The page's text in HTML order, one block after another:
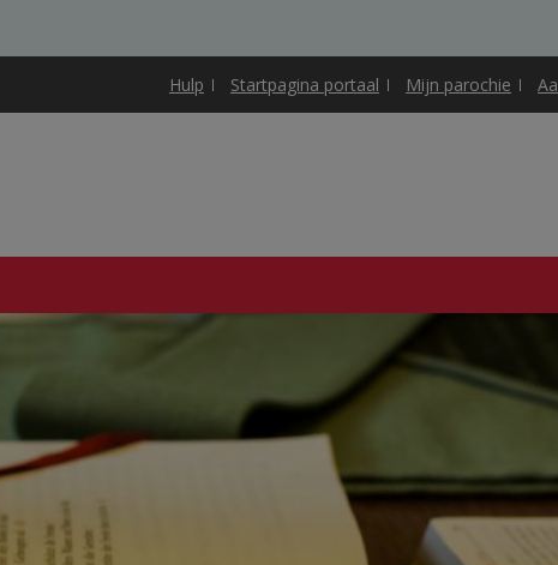
Hulp Startpagina portaal Mijn parochie